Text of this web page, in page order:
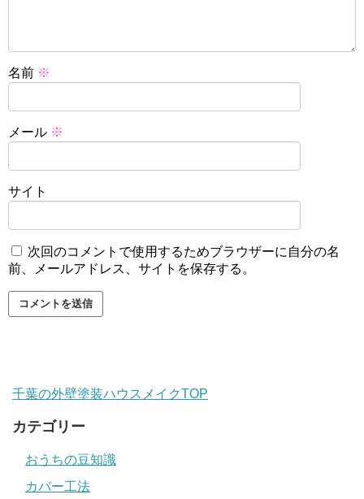
名前 ※
メール ※
サイト
次回のコメントで使用するためブラウザーに自分の名
前、メールアドレス、サイトを保存する。
千葉の外壁塗装ハウスメイクTOP
カテゴリー
おうちの豆知識
カバー工法